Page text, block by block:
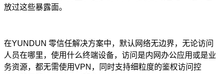
放过这些暴露面。
在YUNDUN 零信任解决方案中，默认网络无边界，无论访问
人员在哪里，使用什么终端设备，访问是内网办公应用或是业
务资源，都无需使用VPN，同时支持细粒度的鉴权访问控